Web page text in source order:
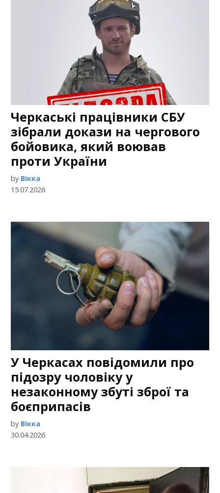
Черкаські працівники СБУ
зібрали докази на чергового
бойовика, який воював
проти України
by Вікка
15.07.2026
У Черкасах повідомили про
підозру чоловіку у
незаконному збуті зброї та
боєприпасів
by Вікка
30.04.2026